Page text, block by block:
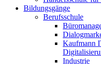
Bildungsgänge
Berufsschule
Kaufmann
Industrie